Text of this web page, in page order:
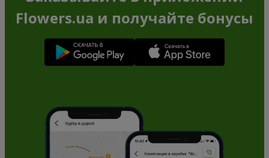
Flowers.ua и получайте бонусы